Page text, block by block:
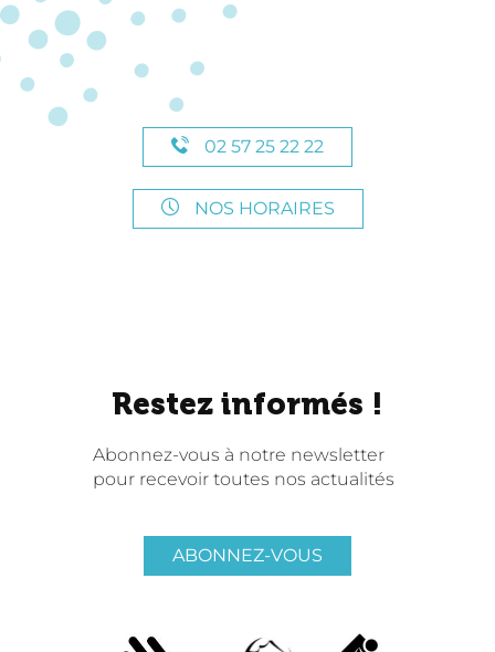
02 57 25 22 22
NOS HORAIRES
Restez informés !
Abonnez-vous à notre newsletter
pour recevoir toutes nos actualités
ABONNEZ-VOUS